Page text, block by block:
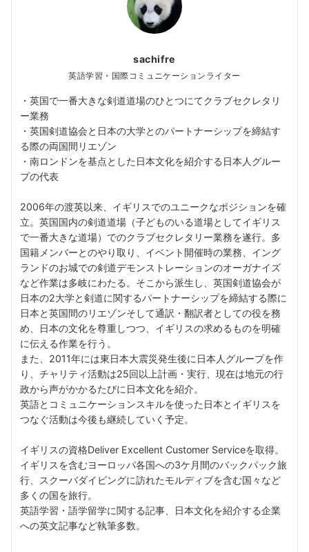
sachifre
英語学習・国際コミュニケーションライター
・英国で一番大きな剣道道場のひとつにてクラブセクレタリ
ー業務
・英国剣道協会と日本の大学とのパートナーシップを締結す
る際の両国間リエゾン
・南ロンドンを基点とした日本文化を紹介する日本人グルー
プの代表
2006年の渡英以来、イギリスでのユニークなポジションを確
立。英国国内の剣道道場（子どものいる道場としてイギリス
で一番大きな道場）でのクラブセクレタリー業務を遂行。多
国籍メンバーとのやり取り、イベント開催時の業務、イング
ランドのお城での剣道デモンストレーションのオーガナイズ
など作業は多岐にわたる。そこから派生し、英国剣道協会が
日本の2大学と剣道に関するパートナーシップを締結する際に
日本と英国間のリエゾンそして通訳・翻訳者としての役を務
め、日本の文化を尊重しつつ、イギリスの求めるものを明確
に伝える作業を行う。
また、2011年には東日本大震災発生後に日本人グループを作
り、チャリティ活動は25回以上計画・実行、現在は地元の行
政から声がかかるたびに日本文化を紹介。
英語とコミュニケーションスキルを使った日本とイギリスを
つなぐ活動は今後も継続していく予定。
イギリスの資格Deliver Excellent Customer Serviceを取得。
イギリスを含むヨーロッパ各国への3ケ月間のバックパック旅
行、スクーバダイビングに訪れたモルディブを含む国々など
多くの国を旅行。
英語学習・語学留学に関する記事、日本文化を紹介する企業
への英文記事など執筆多数。